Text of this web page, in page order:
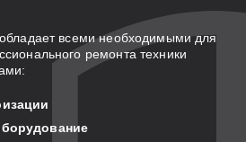
всеми необходимыми для
ремонта техники